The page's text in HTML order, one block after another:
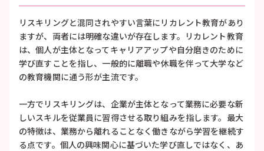
リスキリングと混同されやすい言葉にリカレント教育があり
ますが、両者には明確な違いが存在します。リカレント教育
は、個人が主体となってキャリアアップや自分磨きのために
学び直すことを指し、一般的に離職や休職を伴って大学など
の教育機関に通う形が主流です。
一方でリスキリングは、企業が主体となって業務に必要な新
しいスキルを従業員に習得させる取り組みを指します。最大
の特徴は、業務から離れることなく働きながら学習を継続す
る点です。個人の興味関心に基づいた学び直しではなく、あ